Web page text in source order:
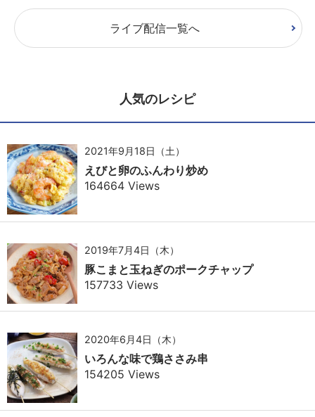
ライブ配信一覧へ
人気のレシピ
2021年9月18日（土）
えびと卵のふんわり炒め
164664 Views
2019年7月4日（木）
豚こまと玉ねぎのポークチャップ
157733 Views
2020年6月4日（木）
いろんな味で鶏ささみ串
154205 Views